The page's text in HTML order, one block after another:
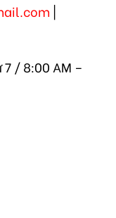
|
7 / 8:00 AM –